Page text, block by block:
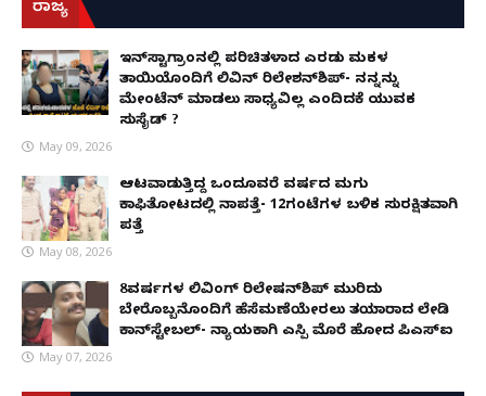
ರಾಜ್ಯ
ಇನ್​ಸ್ಟಾಗ್ರಾಂನಲ್ಲಿ ಪರಿಚಿತಳಾದ ಎರಡು ಮಕ್ಕಳ
ತಾಯಿಯೊಂದಿಗೆ ಲಿವಿನ್ ರಿಲೇಶನ್​ಶಿಪ್- ನನ್ನನ್ನು
ಮೇಂಟೆನ್ ಮಾಡಲು ಸಾಧ್ಯವಿಲ್ಲ ಎಂದಿದಕ್ಕೆ ಯುವಕ
ಸುಸೈಡ್ ?
May 09, 2026
ಆಟವಾಡುತ್ತಿದ್ದ ಒಂದೂವರೆ ವರ್ಷದ ಮಗು
ಕಾಫಿತೋಟದಲ್ಲಿ ನಾಪತ್ತೆ- 12ಗಂಟೆಗಳ ಬಳಿಕ ಸುರಕ್ಷಿತವಾಗಿ
ಪತ್ತೆ
May 08, 2026
8ವರ್ಷಗಳ ಲಿವಿಂಗ್‌ ರಿಲೇಷನ್‌ಶಿಪ್ ಮುರಿದು
ಬೇರೊಬ್ಬನೊಂದಿಗೆ ಹೆಸೆಮಣೆಯೇರಲು ತಯಾರಾದ ಲೇಡಿ
ಕಾನ್‌ಸ್ಟೇಬಲ್- ನ್ಯಾಯಕ್ಕಾಗಿ ಎಸ್ಪಿ ಮೊರೆ ಹೋದ ಪಿಎಸ್ಐ
May 07, 2026